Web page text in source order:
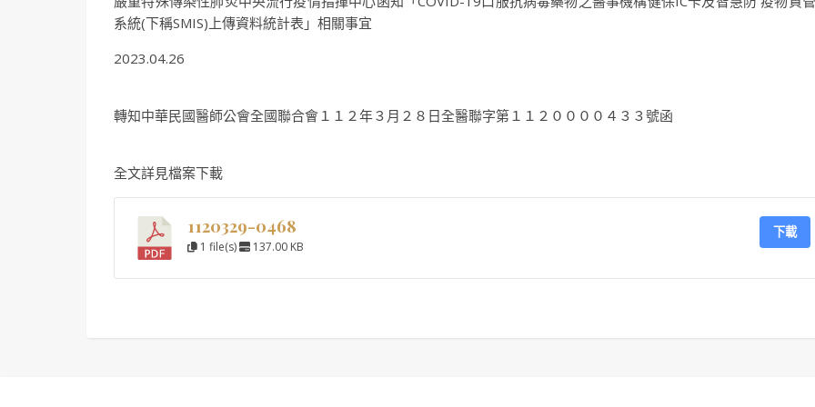
系統(下稱SMIS)上傳資料統計表」相關事宜
2023.04.26
轉知中華民國醫師公會全國聯合會１１２年３月２８日全醫聯字第１１２００００４３３號函
全文詳見檔案下載
1120329-0468
1 file(s) 137.00 KB
下載